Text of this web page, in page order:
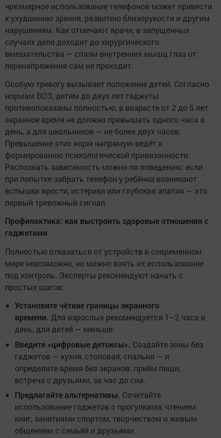
чрезмерное использование телефонов может привести
к ухудшению зрения, развитию близорукости и другим
нарушениям. Как отмечают врачи, в запущенных
случаях дело доходит до хирургического
вмешательства — спазм внутренних мышц глаз от
перенапряжения сам не проходит.
Особую тревогу вызывает положение детей. Согласно
нормам ВОЗ, детям до двух лет гаджеты
противопоказаны полностью, в возрасте от 2 до 5 лет
экранное время не должно превышать одного часа в
день, а для школьников — не более двух часов.
Превышение этих норм напрямую ведёт к
формированию психологической привязанности.
Распознать зависимость можно по поведению: если
при попытке забрать телефон у ребёнка возникают
вспышки ярости, истерики или глубокая апатия — это
первый тревожный сигнал.
Профилактика: как выстроить здоровые отношения с
гаджетами
Полностью отказаться от устройств в современном
мире невозможно, но можно взять их использование
под контроль. Эксперты рекомендуют начать с
простых шагов:
Установите чёткие границы экранного
времени. Для взрослых рекомендуется 1–2 часа в
день, для детей — меньше.
Введите «цифровые детоксы». Создайте зоны без
гаджетов — кухня, столовая, спальня — и
определите время без экранов: приём пищи,
встреча с друзьями, за час до сна.
Предлагайте альтернативы. Сочетайте
использование гаджетов с прогулками, чтением
книг, занятиями спортом, творчеством и живым
общением с семьёй и друзьями.